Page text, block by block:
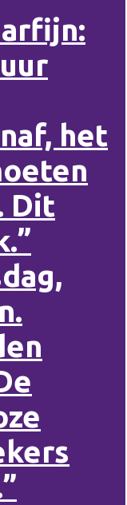
het
Dit